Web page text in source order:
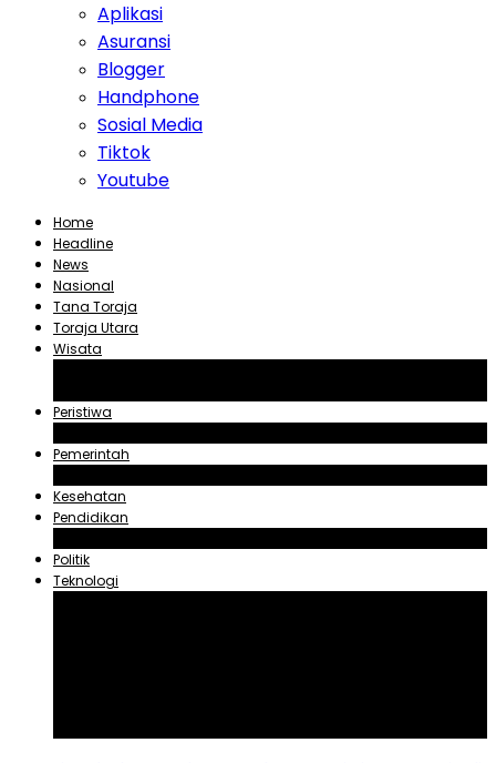
Aplikasi
Asuransi
Blogger
Handphone
Sosial Media
Tiktok
Youtube
Home
Headline
News
Nasional
Tana Toraja
Toraja Utara
Wisata
Peristiwa
Pemerintah
Kesehatan
Pendidikan
Politik
Teknologi